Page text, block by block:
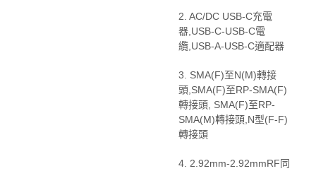
2. AC/DC USB-C充電
器,USB-C-USB-C電
纜,USB-A-USB-C適配器
3. SMA(F)至N(M)轉接
頭,SMA(F)至RP-SMA(F)
轉接頭, SMA(F)至RP-
SMA(M)轉接頭,N型(F-F)
轉接頭
4. 2.92mm-2.92mmRF同